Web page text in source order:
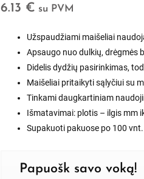
6.13 € su PVM
Užspaudžiami maišeliai
Apsaugo nuo dulkių, drėgmės
Didelis dydžių pasirinkimas,
Maišeliai pritaikyti sąlyčiui su
Tinkami daugkartiniam
Išmatavimai: plotis – ilgis mm
Supakuoti pakuose po 100 vnt.
Papuošk savo voką!